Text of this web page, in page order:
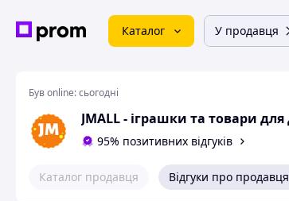
Каталог У продавця
Був online:сьогодні
JMALL - іграшки та товари для
95% позитивних відгуків
Каталог продавця Відгуки про продавця